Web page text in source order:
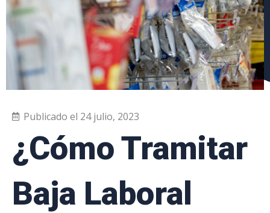
Publicado el 24 julio, 2023
¿Cómo Tramitar
Baja Laboral